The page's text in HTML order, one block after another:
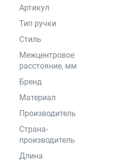
Артикул
Тип ручки
Стиль
Межцентровое
расстояние, мм
Бренд
Материал
Производитель
Страна-
производитель
Длина